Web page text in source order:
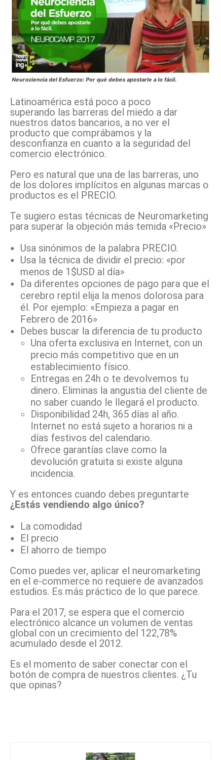
Neurociencia del Esfuerzo: Por qué debes apostarle a lo fácil.
Latinoamérica está poco a poco
superando las barreras del miedo a dar
nuestros datos bancarios, a no ver el
producto que comprábamos y la
desconfianza en cuanto a la seguridad del
comercio electrónico.
Pero es natural que una de las barreras, uno
de los dolores implícitos en algunas marcas o
productos es el PRECIO.
Te sugiero estas técnicas de Neuromarketing
para superar la objeción más temida «Precio»
Usa sinónimos de la palabra PRECIO.
Usa la técnica de dividir el precio: «por
menos de 1$USD al día»
Da diferentes opciones de pago para que el
cerebro reptil elija la menos dolorosa para
él. Por ejemplo: «Empieza a pagar en
Febrero de 2016»
Debes buscar la diferencia de tu producto
Una oferta exclusiva en Internet, con un
precio más competitivo que en un
establecimiento físico.
Entregas en 24h o te devolvemos tu
dinero. Eliminas la angustia del cliente de
no saber cuando le llegará el producto.
Disponibilidad 24h, 365 días al año.
Internet no está sujeto a horarios ni a
días festivos del calendario.
Ofrece garantías clave como la
devolución gratuita si existe alguna
incidencia.
Y es entonces cuando debes preguntarte
¿Estás vendiendo algo único?
La comodidad
El precio
El ahorro de tiempo
Como puedes ver, aplicar el neuromarketing
en el e-commerce no requiere de avanzados
estudios. Es más práctico de lo que parece.
Para el 2017, se espera que el comercio
electrónico alcance un volumen de ventas
global con un crecimiento del 122,78%
acumulado desde el 2012.
Es el momento de saber conectar con el
botón de compra de nuestros clientes. ¿Tu
que opinas?